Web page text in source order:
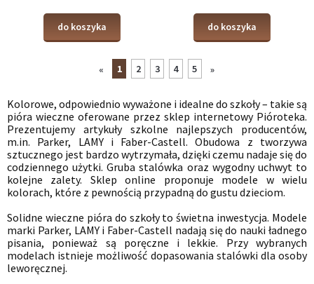
do koszyka do koszyka
« 1 2 3 4 5 »
Kolorowe, odpowiednio wyważone i idealne do szkoły – takie są
pióra wieczne oferowane przez sklep internetowy Pióroteka.
Prezentujemy artykuły szkolne najlepszych producentów,
m.in. Parker, LAMY i Faber-Castell. Obudowa z tworzywa
sztucznego jest bardzo wytrzymała, dzięki czemu nadaje się do
codziennego użytki. Gruba stalówka oraz wygodny uchwyt to
kolejne zalety. Sklep online proponuje modele w wielu
kolorach, które z pewnością przypadną do gustu dzieciom.
Solidne wieczne pióra do szkoły to świetna inwestycja. Modele
marki Parker, LAMY i Faber-Castell nadają się do nauki ładnego
pisania, ponieważ są poręczne i lekkie. Przy wybranych
modelach istnieje możliwość dopasowania stalówki dla osoby
leworęcznej.